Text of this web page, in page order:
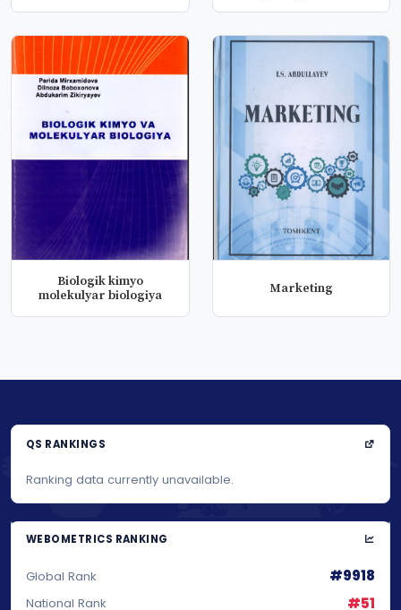
Biologik kimyo
molekulyar biologiya
Marketing
QS RANKINGS
Ranking data currently unavailable.
WEBOMETRICS RANKING
Global Rank #9918
National Rank #51